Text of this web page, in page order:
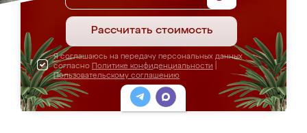
Рассчитать стоимость
Я соглашаюсь на передачу персональных данных
согласно Политике конфиденциальности
Пользовательскому соглашению